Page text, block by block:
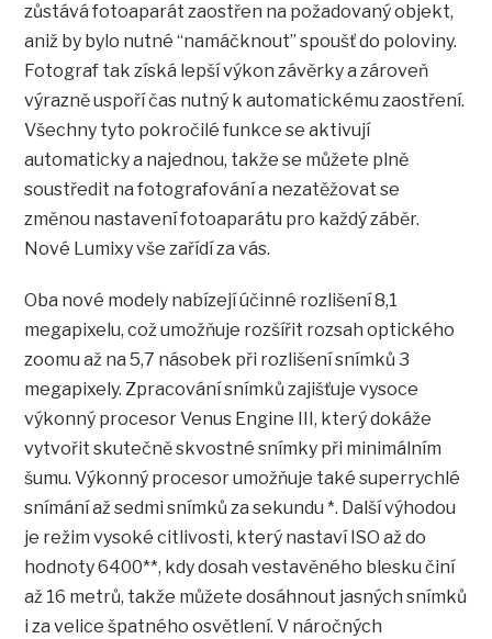
zůstává fotoaparát zaostřen na požadovaný objekt,
aniž by bylo nutné “namáčknout” spoušť do poloviny.
Fotograf tak získá lepší výkon závěrky a zároveň
výrazně uspoří čas nutný k automatickému zaostření.
Všechny tyto pokročilé funkce se aktivují
automaticky a najednou, takže se můžete plně
soustředit na fotografování a nezatěžovat se
změnou nastavení fotoaparátu pro každý záběr.
Nové Lumixy vše zařídí za vás.
Oba nové modely nabízejí účinné rozlišení 8,1
megapixelu, což umožňuje rozšířit rozsah optického
zoomu až na 5,7 násobek při rozlišení snímků 3
megapixely. Zpracování snímků zajišťuje vysoce
výkonný procesor Venus Engine III, který dokáže
vytvořit skutečně skvostné snímky při minimálním
šumu. Výkonný procesor umožňuje také superrychlé
snímání až sedmi snímků za sekundu *. Další výhodou
je režim vysoké citlivosti, který nastaví ISO až do
hodnoty 6400**, kdy dosah vestavěného blesku činí
až 16 metrů, takže můžete dosáhnout jasných snímků
i za velice špatného osvětlení. V náročných